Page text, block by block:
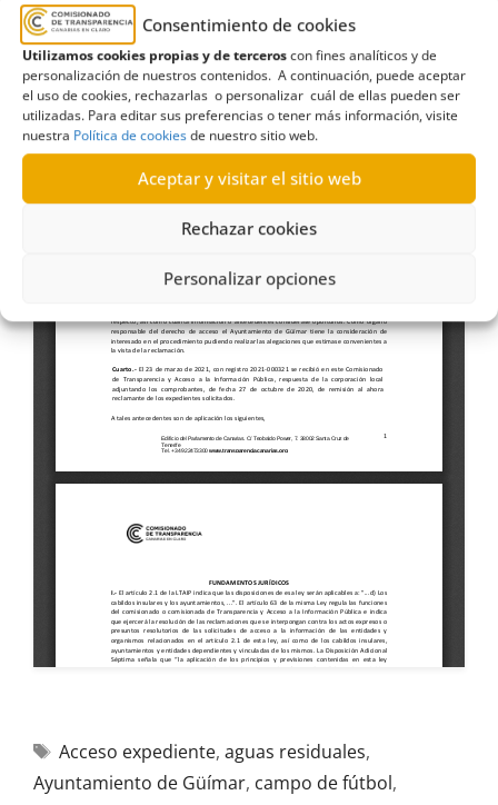
Consentimiento de cookies
Utilizamos cookies propias y de terceroscon fines analíticos y de
personalización de nuestros contenidos. A continuación, puede aceptar
el uso de cookies, rechazarlas o personalizar cuál de ellas pueden ser
utilizadas. Para editar sus preferencias o tener más información, visite
nuestra Política de cookiesde nuestro sitio web.
Aceptar y visitar el sitio web
Rechazar cookies
Personalizar opciones
Acceso expediente, aguas residuales,
Ayuntamiento de Güímar, campo de fútbol,